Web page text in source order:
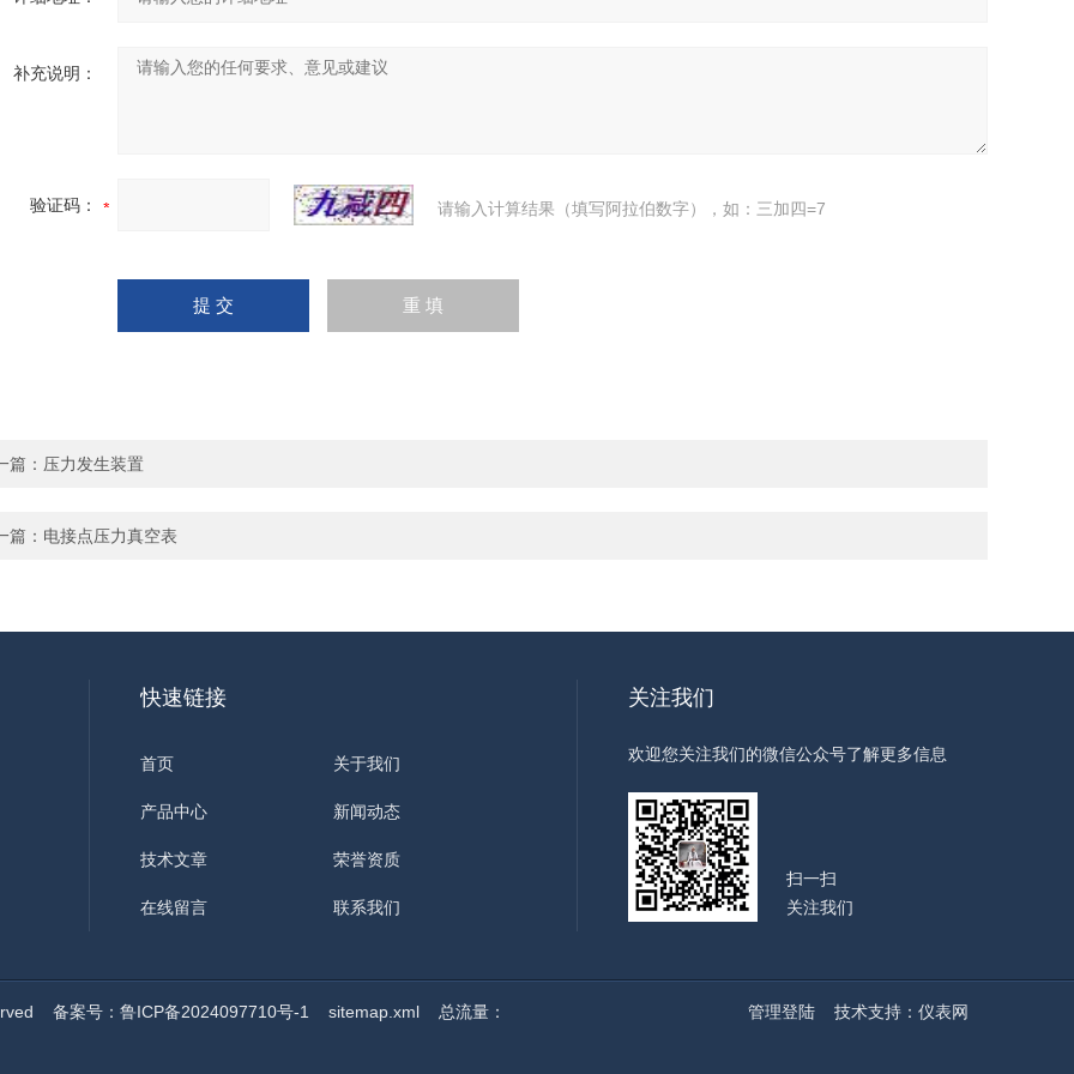
补充说明：
验证码： 请输入计算结果（填写阿拉伯数字），如：三加四=7
篇： 压力发生装置
篇： 电接点压力真空表
快速链接
首页 关于我们
产品中心 新闻动态
技术文章 荣誉资质
在线留言 联系我们
关注我们
欢迎您关注我们的微信公众号了解更多信息
扫一扫
关注我们
备案号：鲁ICP备2024097710号-1 sitemap.xml 总流量： 管理登陆 技术支持： 仪表网